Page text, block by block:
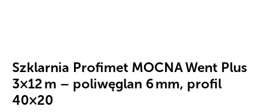
Szklarnia Profimet MOCNA Went Plus
3×12 m – poliwęglan 6 mm, profil
40×20